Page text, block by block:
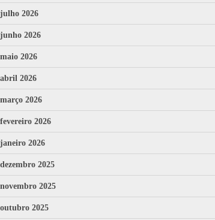
julho 2026
junho 2026
maio 2026
abril 2026
março 2026
fevereiro 2026
janeiro 2026
dezembro 2025
novembro 2025
outubro 2025